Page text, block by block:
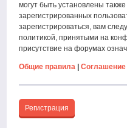
могут быть установлены
зарегистрированных
зарегистрироваться, вам
политикой, принятыми на
присутствие на форумах
Общие правила |
Регистрация